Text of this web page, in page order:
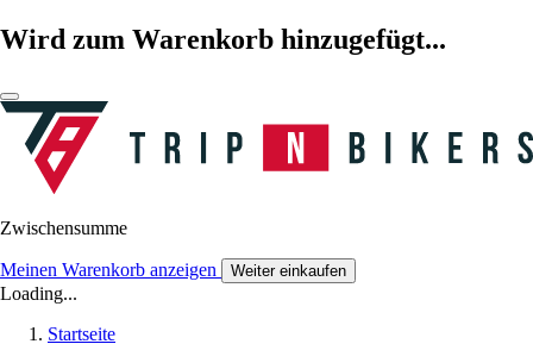
Wird zum Warenkorb hinzugefügt...
Zwischensumme
Meinen Warenkorb anzeigen Weiter einkaufen
Loading...
Startseite